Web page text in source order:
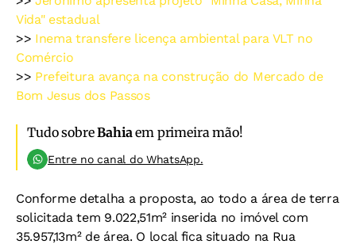
Vida" estadual
>> Inema transfere licença ambiental para VLT no
Comércio
>> Prefeitura avança na construção do Mercado de
Bom Jesus dos Passos
Tudo sobreBahiaem primeira mão!
Entre no canal do WhatsApp.
Conforme detalha a proposta, ao todo a área de terra
solicitada tem 9.022,51m² inserida no imóvel com
35.957,13m² de área. O local fica situado na Rua